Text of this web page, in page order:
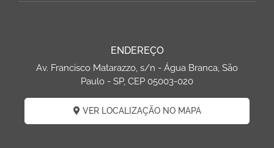
ENDEREÇO
Av. Francisco Matarazzo, s/n - Água Branca, São
Paulo - SP, CEP 05003-020
VER LOCALIZAÇÃO NO MAPA